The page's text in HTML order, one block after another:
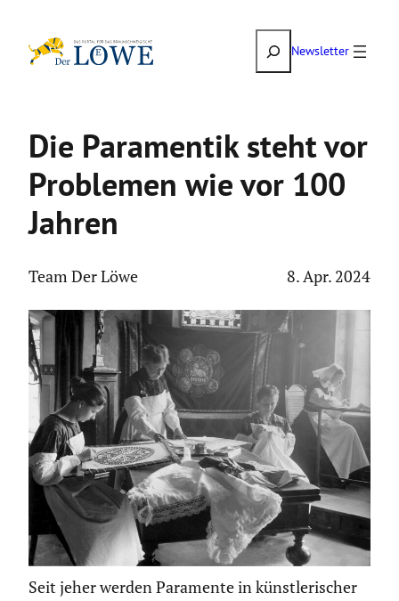
Inhalt
SuchenNewsletter
Die Paramentik steht vor
Problemen wie vor 100
Jahren
Team Der Löwe 8. Apr. 2024
Seit jeher werden Paramente in künstlerischer